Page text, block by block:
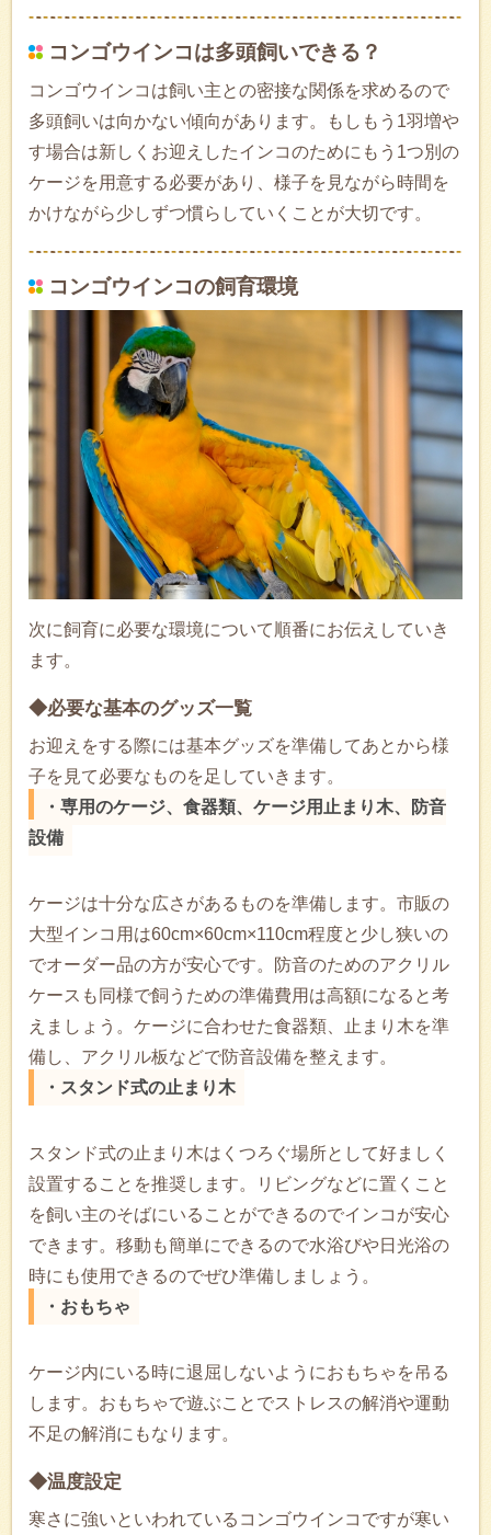
コンゴウインコは多頭飼いできる？
コンゴウインコは飼い主との密接な関係を求めるので
多頭飼いは向かない傾向があります。もしもう1羽増や
す場合は新しくお迎えしたインコのためにもう1つ別の
ケージを用意する必要があり、様子を見ながら時間を
かけながら少しずつ慣らしていくことが大切です。
コンゴウインコの飼育環境
次に飼育に必要な環境について順番にお伝えしていき
ます。
◆必要な基本のグッズ一覧
お迎えをする際には基本グッズを準備してあとから様
子を見て必要なものを足していきます。
・専用のケージ、食器類、ケージ用止まり木、防音
設備
ケージは十分な広さがあるものを準備します。市販の
大型インコ用は60cm×60cm×110cm程度と少し狭いの
でオーダー品の方が安心です。防音のためのアクリル
ケースも同様で飼うための準備費用は高額になると考
えましょう。ケージに合わせた食器類、止まり木を準
備し、アクリル板などで防音設備を整えます。
・スタンド式の止まり木
スタンド式の止まり木はくつろぐ場所として好ましく
設置することを推奨します。リビングなどに置くこと
を飼い主のそばにいることができるのでインコが安心
できます。移動も簡単にできるので水浴びや日光浴の
時にも使用できるのでぜひ準備しましょう。
・おもちゃ
ケージ内にいる時に退屈しないようにおもちゃを吊る
します。おもちゃで遊ぶことでストレスの解消や運動
不足の解消にもなります。
◆温度設定
寒さに強いといわれているコンゴウインコですが寒い